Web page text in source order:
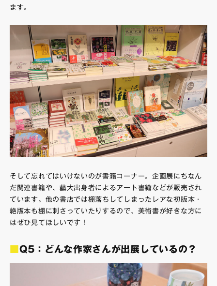
ます。
そして忘れてはいけないのが書籍コーナー。企画展にちなん
だ関連書籍や、藝大出身者によるアート書籍などが販売され
ています。他の書店では棚落ちしてしまったレアな初版本・
絶版本も棚に刺さっていたりするので、美術書が好きな方に
はぜひ見てほしいです！
Q5：どんな作家さんが出展しているの？